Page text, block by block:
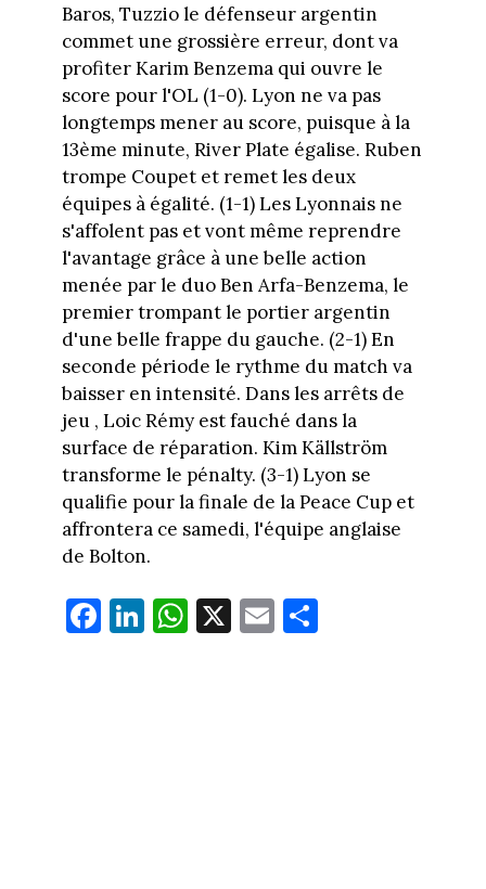
Baros, Tuzzio le défenseur argentin
commet une grossière erreur, dont va
profiter Karim Benzema qui ouvre le
score pour l'OL (1-0). Lyon ne va pas
longtemps mener au score, puisque à la
13ème minute, River Plate égalise. Ruben
trompe Coupet et remet les deux
équipes à égalité. (1-1) Les Lyonnais ne
s'affolent pas et vont même reprendre
l'avantage grâce à une belle action
menée par le duo Ben Arfa-Benzema, le
premier trompant le portier argentin
d'une belle frappe du gauche. (2-1) En
seconde période le rythme du match va
baisser en intensité. Dans les arrêts de
jeu , Loic Rémy est fauché dans la
surface de réparation. Kim Källström
transforme le pénalty. (3-1) Lyon se
qualifie pour la finale de la Peace Cup et
affrontera ce samedi, l'équipe anglaise
de Bolton.
Fa
ce
Li
nk
W
ha
X E
m
Pa
rt